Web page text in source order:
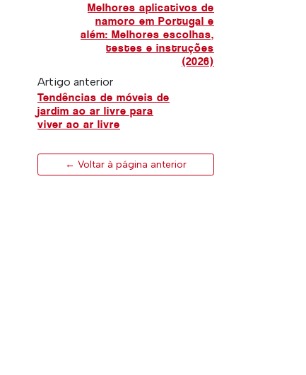
Melhores aplicativos de
namoro em Portugal e
além: Melhores escolhas,
testes e instruções
(2026)
Artigo anterior
Tendências de móveis de
jardim ao ar livre para
viver ao ar livre
← Voltar à página anterior